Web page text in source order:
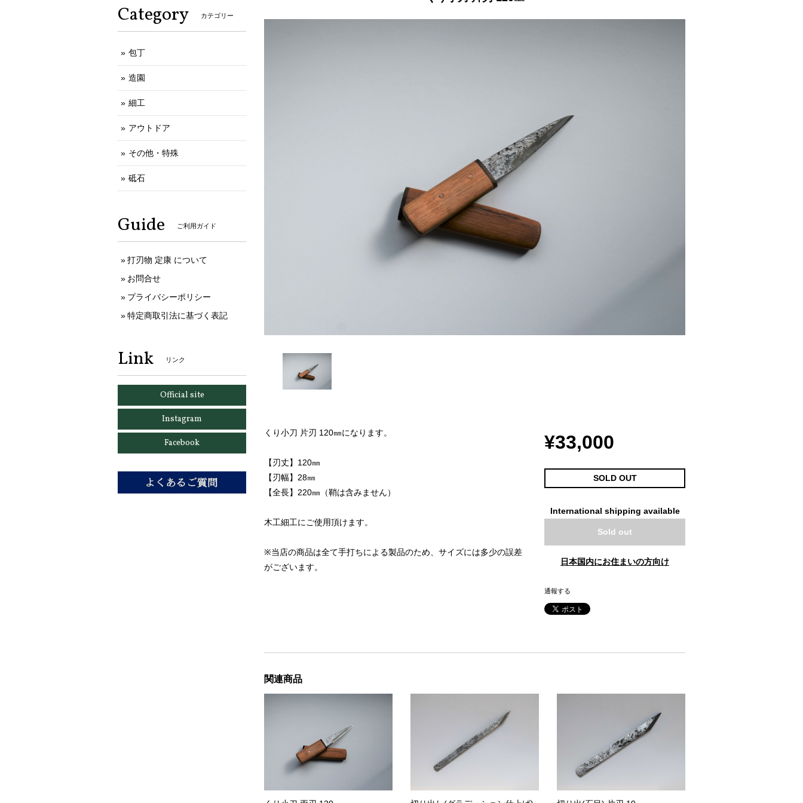
くり小刀 片刃 120㎜になります。
【刃丈】120㎜
【刃幅】28㎜
【全長】220㎜（鞘は含みません）
木工細工にご使用頂けます。
※当店の商品は全て手打ちによる製品のため、サイズには多少の誤差
がございます。
¥33,000
SOLD OUT
International shipping available
Sold out
日本国内にお住まいの方向け
通報する
関連商品
Category カテゴリー
包丁
造園
細工
アウトドア
その他・特殊
砥石
Guide ご利用ガイド
打刃物 定康 について
お問合せ
プライバシーポリシー
特定商取引法に基づく表記
Link リンク
Official site
Instagram
Facebook